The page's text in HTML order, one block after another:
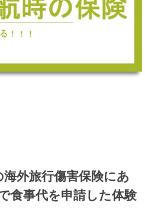
外旅行傷害保険にあ
食事代を申請した体験